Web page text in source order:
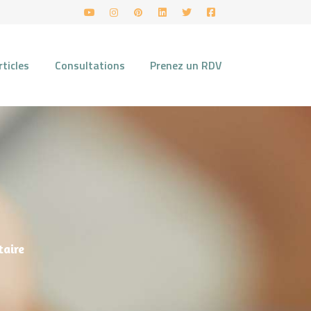
Consultations Prenez un RDV